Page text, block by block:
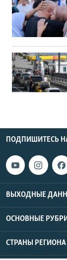
ПОДПИШИТЕСЬ
ВЫХОДНЫЕ
ОСНОВНЫЕ
СТРАНЫ РЕГИОНА